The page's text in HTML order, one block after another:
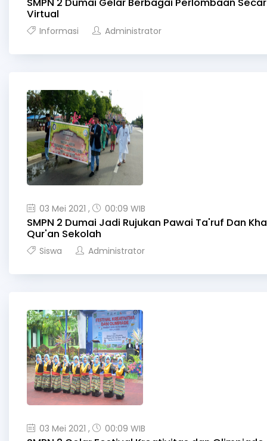
Virtual
Informasi Administrator
03 Mei 2021 , 00:09 WIB
SMPN 2 Dumai Jadi Rujukan Pawai Ta'ruf Dan
Qur'an Sekolah
Siswa Administrator
03 Mei 2021 , 00:09 WIB